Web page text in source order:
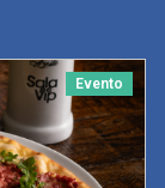
Evento